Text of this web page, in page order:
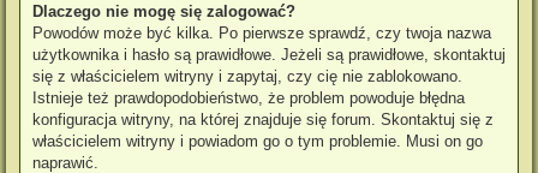
Dlaczego nie mogę się zalogować?
Powodów może być kilka. Po pierwsze sprawdź, czy twoja nazwa
użytkownika i hasło są prawidłowe. Jeżeli są prawidłowe, skontaktuj
się z właścicielem witryny i zapytaj, czy cię nie zablokowano.
Istnieje też prawdopodobieństwo, że problem powoduje błędna
konfiguracja witryny, na której znajduje się forum. Skontaktuj się z
właścicielem witryny i powiadom go o tym problemie. Musi on go
naprawić.